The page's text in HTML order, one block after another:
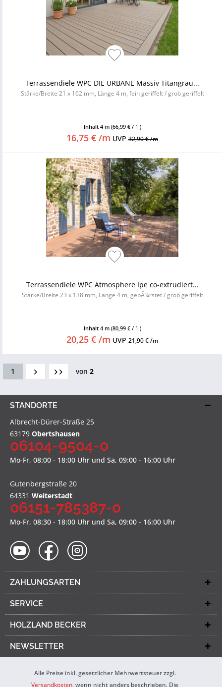
Terrassendiele WPC DIE URBANE Massiv Titangrau...
Stärke/Breite 21 x 162 mm, Länge 4 m, fein geriffelt / grob geriffelt
Inhalt 4 m (66,99 € / 1 )
16,75 € /m UVP 32,90 € /m
Terrassendiele WPC Atmosphere Ipe co-extrudiert...
Stärke/Breite 23 x 138 mm, Länge 4 m, gebÃ¼rstet / grob geriffelt
Inhalt 4 m (80,99 € / 1 )
20,25 € /m UVP 21,90 € /m
1 von 2
STANDORTE
Albrecht-Dürer-Straße 25
63179 Obertshausen
06104-9504-0
Mo-Fr, 08:00 - 18:00 Uhr und Sa, 09:00 - 16:00 Uhr
Gutenbergstraße 20
64331 Weiterstadt
06151-785387-0
Mo-Fr, 08:30 - 18:00 Uhr und Sa, 09:00 - 16:00 Uhr
ZAHLUNGSARTEN
SERVICE
HOLZLAND BECKER
NEWSLETTER
Alle Preise inkl. gesetzlicher Mehrwertsteuer zzgl.
Versandkosten, wenn nicht anders beschrieben. Die